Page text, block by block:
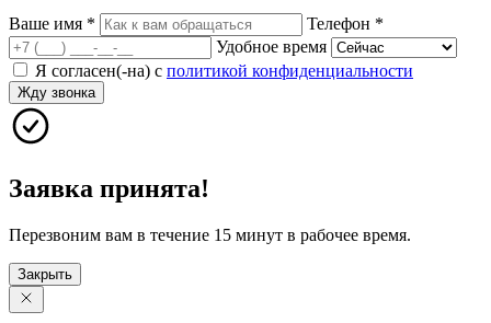
Ваше имя * Телефон *
Удобное время
Я согласен(-на) с политикой конфиденциальности
Жду звонка
Заявка принята!
Перезвоним вам в течение 15 минут в рабочее время.
Закрыть